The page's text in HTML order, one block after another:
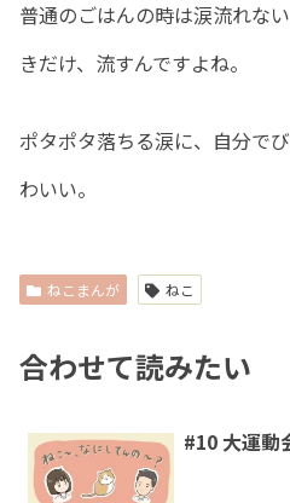
普通のごはんの時は涙流れな
きだけ、流すんですよね。
ポタポタ落ちる涙に、自分で
わいい。
ねこまんが ねこ
合わせて読みたい
#10 大運動